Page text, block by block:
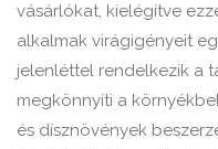
vásárlókat, kielégítve
alkalmak virágigényeit
jelenléttel rendelkezik a
megkönnyíti a
és dísznövények